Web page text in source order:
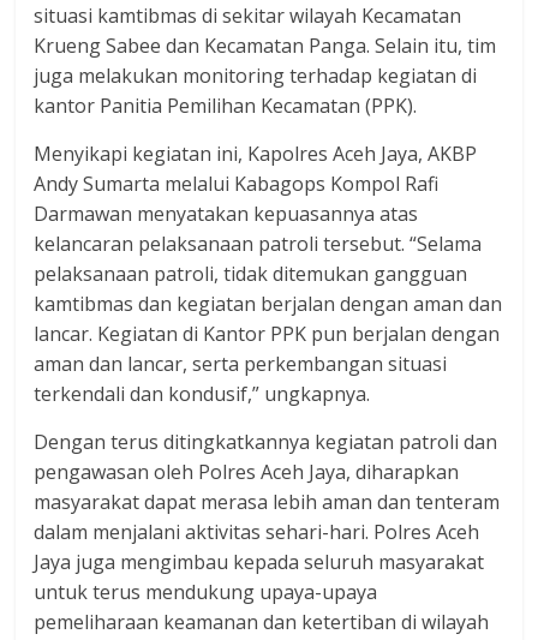
situasi kamtibmas di sekitar wilayah Kecamatan
Krueng Sabee dan Kecamatan Panga. Selain itu, tim
juga melakukan monitoring terhadap kegiatan di
kantor Panitia Pemilihan Kecamatan (PPK).
Menyikapi kegiatan ini, Kapolres Aceh Jaya, AKBP
Andy Sumarta melalui Kabagops Kompol Rafi
Darmawan menyatakan kepuasannya atas
kelancaran pelaksanaan patroli tersebut. “Selama
pelaksanaan patroli, tidak ditemukan gangguan
kamtibmas dan kegiatan berjalan dengan aman dan
lancar. Kegiatan di Kantor PPK pun berjalan dengan
aman dan lancar, serta perkembangan situasi
terkendali dan kondusif,” ungkapnya.
Dengan terus ditingkatkannya kegiatan patroli dan
pengawasan oleh Polres Aceh Jaya, diharapkan
masyarakat dapat merasa lebih aman dan tenteram
dalam menjalani aktivitas sehari-hari. Polres Aceh
Jaya juga mengimbau kepada seluruh masyarakat
untuk terus mendukung upaya-upaya
pemeliharaan keamanan dan ketertiban di wilayah